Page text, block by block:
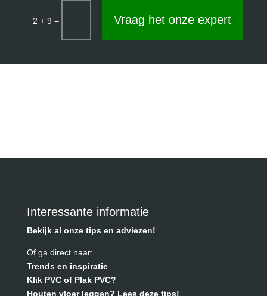
2 + 9 = Vraag het onze expert
Interessante informatie
Bekijk al onze tips en adviezen!
Of ga direct naar:
Trends en inspiratie
Klik PVC of Plak PVC?
Houten vloer leggen? Lees deze tips!